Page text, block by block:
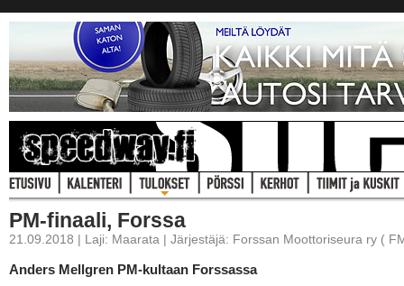
PM-finaali, Forssa
21.09.2018 | Laji: Maarata | Järjestäjä: Forssan Moottoriseura ry (
Anders Mellgren PM-kultaan Forssassa